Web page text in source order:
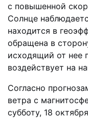
с повышенной
Солнце
находится в
обращена в
исходящий от нее
воздействует на
Согласно
ветра с
субботу, 18